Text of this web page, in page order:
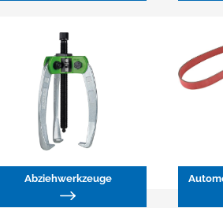
Abziehwerkzeuge